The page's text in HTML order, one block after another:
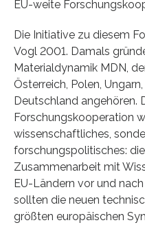
EU-weite
Die Initiative zu diesem
Vogl 2001. Damals
Materialdynamik MDN,
Österreich, Polen,
Deutschland angehören.
Forschungskooperation
wissenschaftliches,
forschungspolitisches:
Zusammenarbeit mit
EU-Ländern vor und
sollten die neuen
größten europäischen